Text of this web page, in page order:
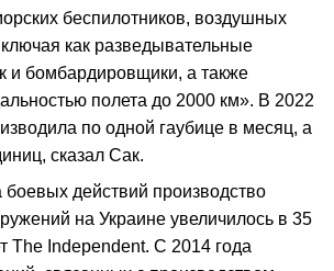
беспилотников, воздушных
как разведывательные
и бомбардировщики, а также
полета до 2000 км». В 2022
по одной гаубице в месяц, а
сказал Сак.
действий производство
на Украине увеличилось в 35
The Independent. С 2014 года